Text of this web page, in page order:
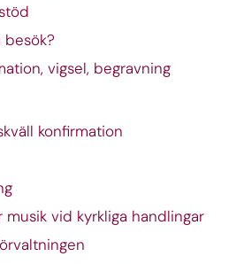
vigsel, begravning
konfirmation
musik vid kyrkliga handlingar